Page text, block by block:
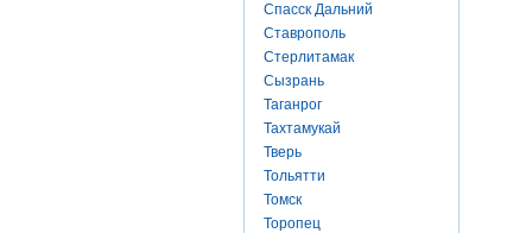
Спасск Дальний
Ставрополь
Стерлитамак
Сызрань
Таганрог
Тахтамукай
Тверь
Тольятти
Томск
Торопец